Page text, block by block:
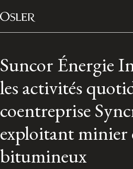
Passer au contenu
Main Navigation
Suncor Énergie
les activités
coentreprise
exploitant minier
bitumineux